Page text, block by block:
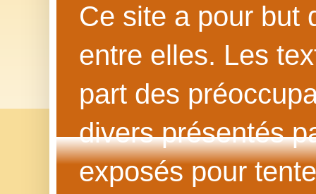
Ce site a pour but
entre elles. Les
part des
divers présentés
exposés pour